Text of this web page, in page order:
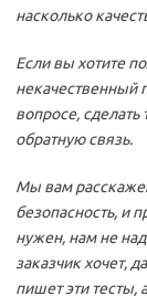
насколько
Если вы хотите
некачественный
вопросе,
обратную связь.
Мы вам
безопасность, и
нужен, нам не
заказчик хочет,
пишет эти тесты,